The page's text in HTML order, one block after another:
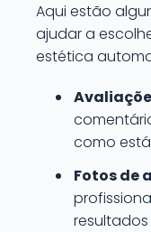
Aqui estão
ajudar a
estética
como
Fotos de